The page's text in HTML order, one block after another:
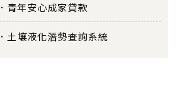
青年安心成家貸款
土壤液化潛勢查詢系統